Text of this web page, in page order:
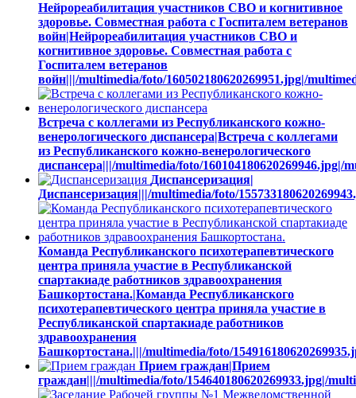
Нейрореабилитация участников СВО и когнитивное
здоровье. Совместная работа с Госпиталем ветеранов
войн|Нейрореабилитация участников СВО и
когнитивное здоровье. Совместная работа с
Госпиталем ветеранов
войн|||/multimedia/foto/160502180620269951.jpg|/
Встреча с коллегами из Республиканского кожно-
венерологического диспансера|Встреча с коллегами
из Республиканского кожно-венерологического
диспансера|||/multimedia/foto/160104180620269946.jpg|/
Диспансеризация|
Диспансеризация|||/multimedia/foto/
Команда Республиканского психотерапевтического
центра приняла участие в Республиканской
спартакиаде работников здравоохранения
Башкортостана.|Команда Республиканского
психотерапевтического центра приняла участие в
Республиканской спартакиаде работников
здравоохранения
Башкортостана.|||/multimedia/foto/
Прием граждан|Прием
граждан|||/multimedia/foto/154640180620269933.jpg|/